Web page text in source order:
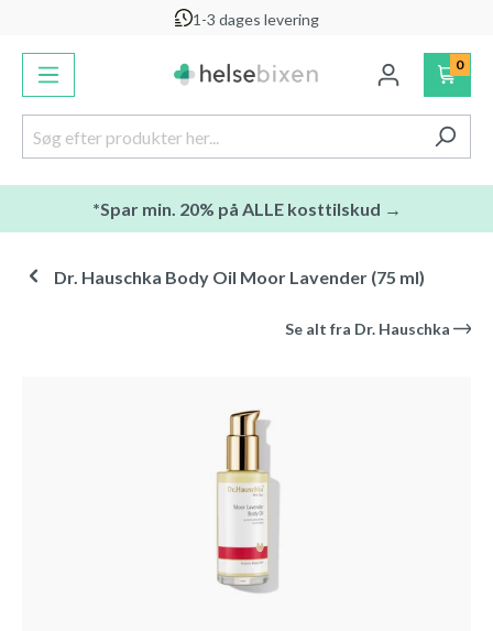
1-3 dages levering
0
*Spar min. 20% på ALLE kosttilskud →
Dr. Hauschka Body Oil Moor Lavender (75 ml)
Se alt fra Dr. Hauschka